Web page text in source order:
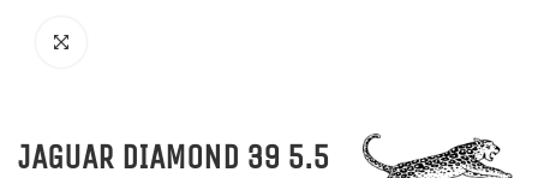
JAGUAR DIAMOND 39 5.5